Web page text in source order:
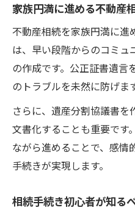
トラブル防止に
安心できる遺産
専門家と進める
遺産分割協議書
家族円満に進める不動産
不動産相続を家族円満に進
は、早い段階からのコミ
の作成です。公正証書遺言
のトラブルを未然に防げま
さらに、遺産分割協議書
文書化することも重要です
ながら進めることで、感情
手続きが実現します。
相続手続き初心者が知る